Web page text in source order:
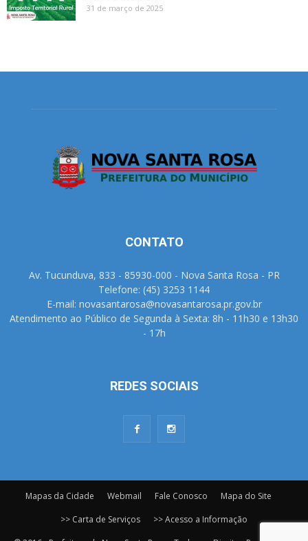
31 de março de 2025
CONTATO
Av. Tucunduva, 833 - 85930-000 - Nova Santa Rosa - PR
Telefone: (45) 3253 1144
E-mail: novasantarosa@novasantarosa.pr.gov.br
Atendimento ao Público de Segunda à Sexta: 8h - 11h30 e 13h30
- 17h
REDES SOCIAIS
Mapas da Cidade Webmail Fale Conosco
Mapa do Site
>> Carta de Serviços
>> Acesso a Informação